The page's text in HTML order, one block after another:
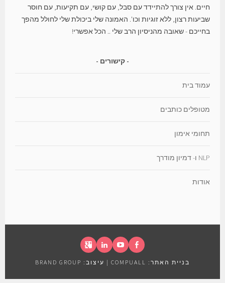
חיים. אין צורך להתיידד עם סבל, עם קושי, עם תקיעות, עם חוסר
שביעות רצון, ללא זוגיות וכו'. האמונה שלי ביכולת שלי לחולל מהפך
בחייכם - שאובה מהניסיון הרב שלי .. הכל אפשרי!
קישורים
עמוד בית
מטופלים כותבים
תחומי אימון
NLP ו- דמיון מודרך
אודות
אילנה
בניית האתר: COMPUALL
| עיצוב: BRAND GROUP